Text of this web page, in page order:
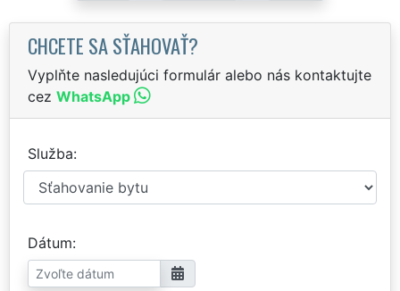
CHCETE SA SŤAHOVAŤ?
Vyplňte nasledujúci formulár alebo nás kontaktujte
cez WhatsApp
Služba
Dátum